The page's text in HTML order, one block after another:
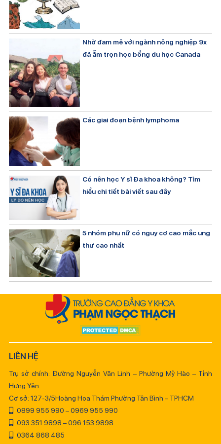
Nhờ đam mê với ngành nông nghiệp 9x
đã ẵm trọn học bổng du học Canada
Các giai đoạn bệnh lymphoma
Có nên học Y sĩ Đa khoa không? Tìm
hiểu chi tiết bài viết sau đây
5 nhóm phụ nữ có nguy cơ cao mắc ung
thư cao nhất
LIÊN HỆ
Trụ sở chính: Đường Nguyễn Văn Linh – Phường Mỹ Hào – Tỉnh
Hưng Yên
Cơ sở: 127-3/5Hoàng Hoa Thám Phường Tân Bình – TPHCM
0899 955 990 – 0969 955 990
093 351 9898 – 096 153 9898
0364 868 485